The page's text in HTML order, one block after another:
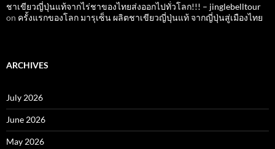
ชาเขียวญี่ปุ่นแท้จากไร่ชาของไทยส่งออกไปทั่วโลก!!! – jinglebelltour
on ครั้งแรกของโลก มารุเซ็น ผลิตชาเขียวญี่ปุ่นแท้ จากญี่ปุ่นสู่เมืองไทย
ARCHIVES
July 2026
June 2026
May 2026